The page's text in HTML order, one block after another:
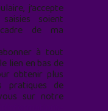
j’accepte
soient
de ma
à tout
lien en bas de
obtenir plus
pratiques de
sur notre